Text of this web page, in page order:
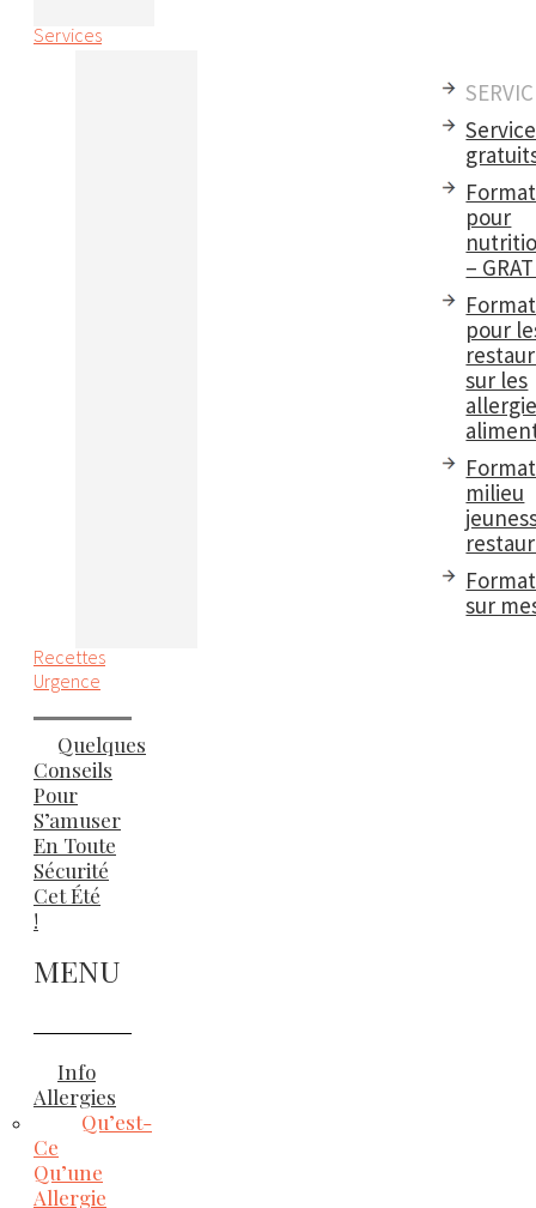
Services
pour
–
pour
sur les
milieu
sur
Recettes
Urgence
Quelques
Conseils
Pour
S’amuser
En Toute
Sécurité
Cet Été
!
MENU
Info
Allergies
Qu’est-
Ce
Qu’une
Allergie